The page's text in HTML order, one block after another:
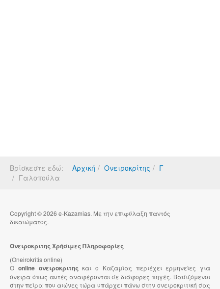
Βρίσκεστε εδώ: Αρχική Ονειροκρίτης
Γ
Γαλοπούλα
Copyright © 2026 e-Kazamias. Με την επιφύλαξη παντός
δικαιώματος.
Ονειροκριτης Χρήσιμες Πληροφορίες
(Oneirokritis online)
Ο online ονειροκριτηςκαι ο Καζαμίας περιέχει ερμηνείες για
όνειρα όπως αυτές αναφέρονται σε διάφορες πηγές. Βασιζόμενοι
στην πείρα που αιώνες τώρα υπάρχει πάνω στην ονειροκριτική σας